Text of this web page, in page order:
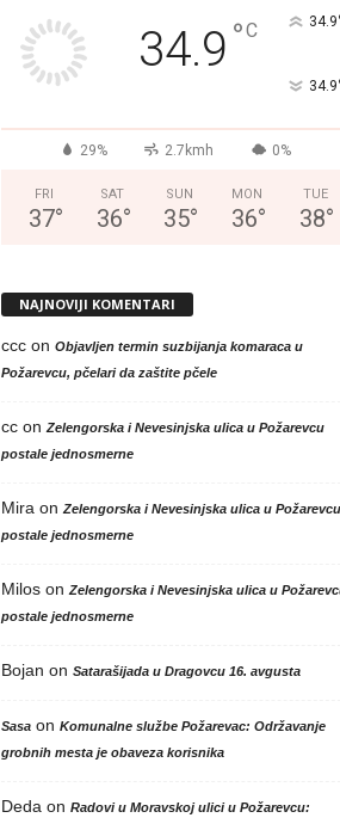
34.9 °C 34.9
34.9
29% 2.7kmh 0%
FRI
37°
SAT
36°
SUN
35°
MON
36°
TUE
38°
NAJNOVIJI KOMENTARI
cccon Objavljen termin suzbijanja komaraca u
Požarevcu, pčelari da zaštite pčele
ccon Zelengorska i Nevesinjska ulica u Požarevcu
postale jednosmerne
Mira on Zelengorska i Nevesinjska ulica u Požarevcu
postale jednosmerne
Miloson Zelengorska i Nevesinjska ulica u
postale jednosmerne
Bojan on Satarašijada u Dragovcu 16. avgusta
Sasaon Komunalne službe Požarevac: Održavanje
grobnih mesta je obaveza korisnika
Deda on Radovi u Moravskoj ulici u Požarevcu: